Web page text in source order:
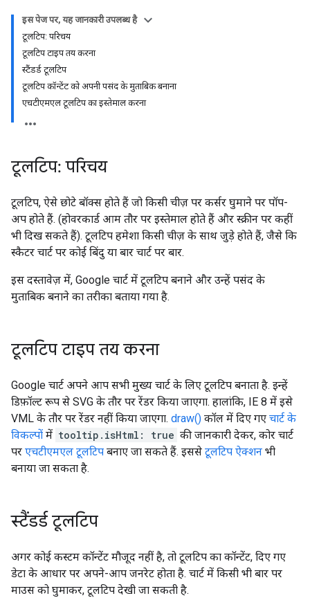
इस पेज पर, यह जानकारी उपलब्ध है
टूलटिप: परिचय
टूलटिप टाइप तय करना
स्टैंडर्ड टूलटिप
टूलटिप कॉन्टेंट को अपनी पसंद के मुताबिक बनाना
एचटीएमएल टूलटिप का इस्तेमाल करना
टूलटिप: परिचय
टूलटिप, ऐसे छोटे बॉक्स होते हैं जो किसी चीज़ पर कर्सर घुमाने पर पॉप-
अप होते हैं. (होवरकार्ड आम तौर पर इस्तेमाल होते हैं और स्क्रीन पर कहीं
भी दिख सकते हैं). टूलटिप हमेशा किसी चीज़ के साथ जुड़े होते हैं, जैसे कि
स्कैटर चार्ट पर कोई बिंदु या बार चार्ट पर बार.
इस दस्तावेज़ में, Google चार्ट में टूलटिप बनाने और उन्हें पसंद के
मुताबिक बनाने का तरीका बताया गया है.
टूलटिप टाइप तय करना
Google चार्ट अपने आप सभी मुख्य चार्ट के लिए टूलटिप बनाता है. इन्हें
डिफ़ॉल्ट रूप से SVG के तौर पर रेंडर किया जाएगा. हालांकि, IE 8 में इसे
VML के तौर पर रेंडर नहीं किया जाएगा. draw() कॉल में दिए गए चार्ट के
विकल्पों में tooltip.isHtml: true की जानकारी देकर, कोर चार्ट
पर एचटीएमएल टूलटिप बनाए जा सकते हैं. इससे टूलटिप ऐक्शन भी
बनाया जा सकता है.
स्टैंडर्ड टूलटिप
अगर कोई कस्टम कॉन्टेंट मौजूद नहीं है, तो टूलटिप का कॉन्टेंट, दिए गए
डेटा के आधार पर अपने-आप जनरेट होता है. चार्ट में किसी भी बार पर
माउस को घुमाकर, टूलटिप देखी जा सकती है.